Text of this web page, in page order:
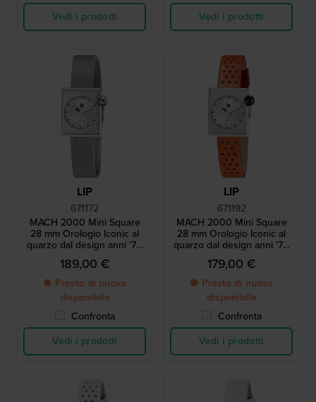
Vedi i prodotti
Vedi i prodotti
LIP
671172
MACH 2000 Mini Square
28 mm Orologio Iconic al
quarzo dal design anni '70
con cassa quadrata
189,00 €
● Presto di nuovo
disponibile
Confronta
Vedi i prodotti
LIP
671192
MACH 2000 Mini Square
28 mm Orologio Iconic al
quarzo dal design anni '70
con cassa quadrata
179,00 €
● Presto di nuovo
disponibile
Confronta
Vedi i prodotti